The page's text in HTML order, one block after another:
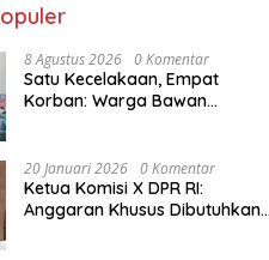
8 Agustus 2026 0 Komentar
Satu Kecelakaan, Empat
Korban: Warga Bawan
Mendapat Lampu Jalan?
20 Januari 2026 0 Komentar
Ketua Komisi X DPR RI:
Anggaran Khusus Dibutuhkan